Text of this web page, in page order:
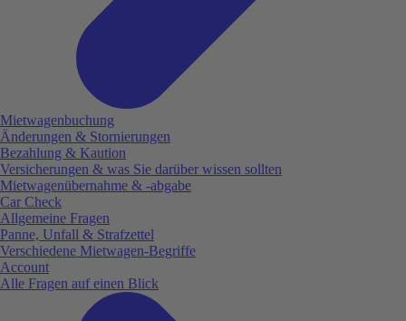
Mietwagenbuchung
Änderungen & Stornierungen
Bezahlung & Kaution
Versicherungen & was Sie darüber wissen sollten
Mietwagenübernahme & -abgabe
Car Check
Allgemeine Fragen
Panne, Unfall & Strafzettel
Verschiedene Mietwagen-Begriffe
Account
Alle Fragen auf einen Blick